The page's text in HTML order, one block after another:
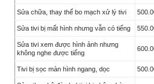
Sửa chữa, thay thế bo mạch xử lý tivi
Sửa tivi bị mất hình nhưng vẫn có tiếng
Sửa tivi xem được hình ảnh nhưng
không nghe được tiếng
Tivi bị sọc màn hình ngang, dọc